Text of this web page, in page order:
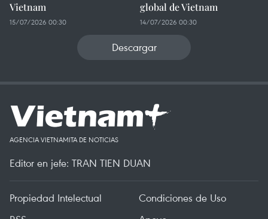
Vietnam
15/07/2026 00:30
global de Vietnam
14/07/2026 00:30
Descargar
AGENCIA VIETNAMITA DE NOTICIAS
Editor en jefe: TRAN TIEN DUAN
Propiedad Intelectual
Condiciones de Uso